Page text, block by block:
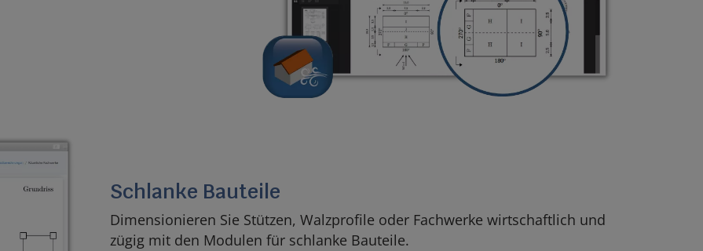
Schlanke Bauteile
Dimensionieren Sie Stützen, Walzprofile oder Fachwerke wirtschaftlich und
zügig mit den Modulen für schlanke Bauteile.